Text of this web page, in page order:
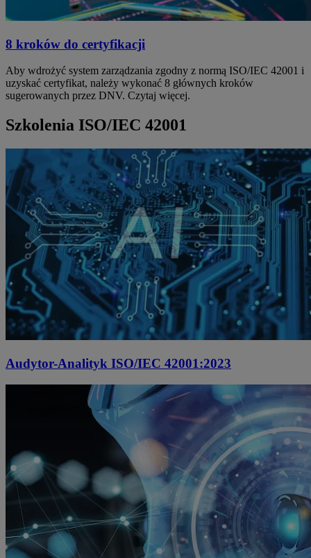
8 kroków do certyfikacji
Aby wdrożyć system zarządzania zgodny z normą ISO/IEC 42001 i
uzyskać certyfikat, należy wykonać 8 głównych kroków
sugerowanych przez DNV. Czytaj więcej.
Szkolenia ISO/IEC 42001
Audytor-Analityk ISO/IEC 42001:2023